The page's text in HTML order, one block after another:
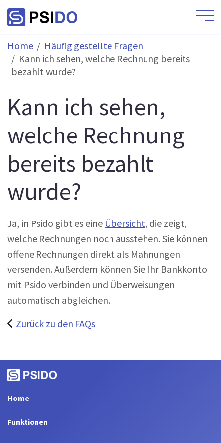
Home
Häufig gestellte Fragen
Kann ich sehen, welche Rechnung bereits
bezahlt wurde?
Kann ich sehen,
welche Rechnung
bereits bezahlt
wurde?
Ja, in Psido gibt es eine Übersicht, die zeigt,
welche Rechnungen noch ausstehen. Sie können
offene Rechnungen direkt als Mahnungen
versenden. Außerdem können Sie Ihr Bankkonto
mit Psido verbinden und Überweisungen
automatisch abgleichen.
Zurück zu den FAQs
Home
Funktionen